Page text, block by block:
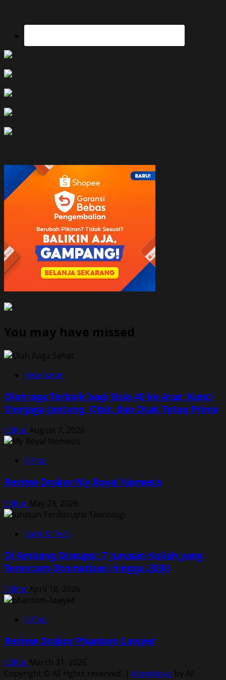
You may have missed
Kesehatan
Olahraga Terbaik bagi Usia 40 ke Atas: Kunci
Menjaga Jantung, Otot, dan Otak Tetap Prima
Editor August 7, 2026
K-Pop
Review Drakor My Royal Nemesis
Editor May 28, 2026
Karir & Tech
Di Ambang Disrupsi: 7 Jurusan Kuliah yang
Terancam Otomatisasi hingga 2030
Editor April 18, 2026
K-Pop
Review Drakor Phantom Lawyer
Editor March 31, 2026
Copyright © All rights reserved. | MoreNews by AF